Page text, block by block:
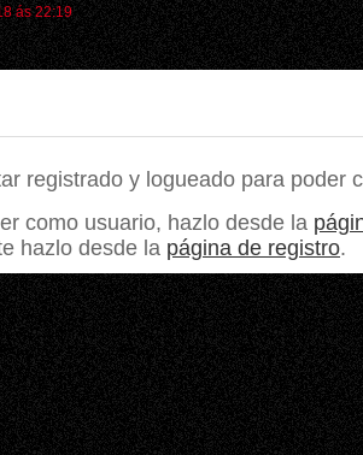
ás 22:19
registrado y logueado para poder
como usuario, hazlo desde la
hazlo desde la página de registro.